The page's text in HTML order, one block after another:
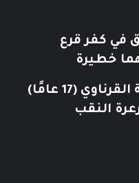
في كفر قرع
خطيرة
مصرع الفتى محمد جمعة القرناوي (17 عامًا)
النقب